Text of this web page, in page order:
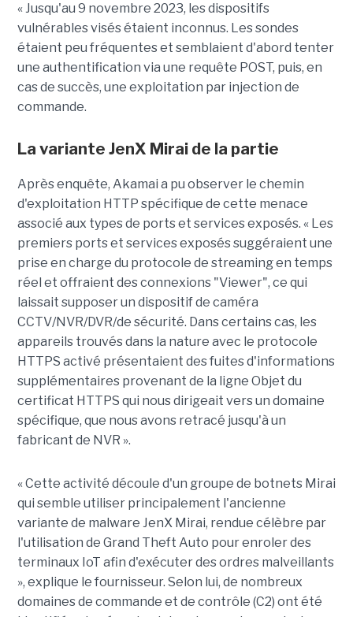
« Jusqu'au 9 novembre 2023, les dispositifs
vulnérables visés étaient inconnus. Les sondes
étaient peu fréquentes et semblaient d'abord tenter
une authentification via une requête POST, puis, en
cas de succès, une exploitation par injection de
commande.
La variante JenX Mirai de la partie
Après enquête, Akamai a pu observer le chemin
d'exploitation HTTP spécifique de cette menace
associé aux types de ports et services exposés. « Les
premiers ports et services exposés suggéraient une
prise en charge du protocole de streaming en temps
réel et offraient des connexions "Viewer", ce qui
laissait supposer un dispositif de caméra
CCTV/NVR/DVR/de sécurité. Dans certains cas, les
appareils trouvés dans la nature avec le protocole
HTTPS activé présentaient des fuites d'informations
supplémentaires provenant de la ligne Objet du
certificat HTTPS qui nous dirigeait vers un domaine
spécifique, que nous avons retracé jusqu'à un
fabricant de NVR ».
« Cette activité découle d'un groupe de botnets Mirai
qui semble utiliser principalement l'ancienne
variante de malware JenX Mirai, rendue célèbre par
l'utilisation de Grand Theft Auto pour enroler des
terminaux IoT afin d'exécuter des ordres malveillants
», explique le fournisseur. Selon lui, de nombreux
domaines de commande et de contrôle (C2) ont été